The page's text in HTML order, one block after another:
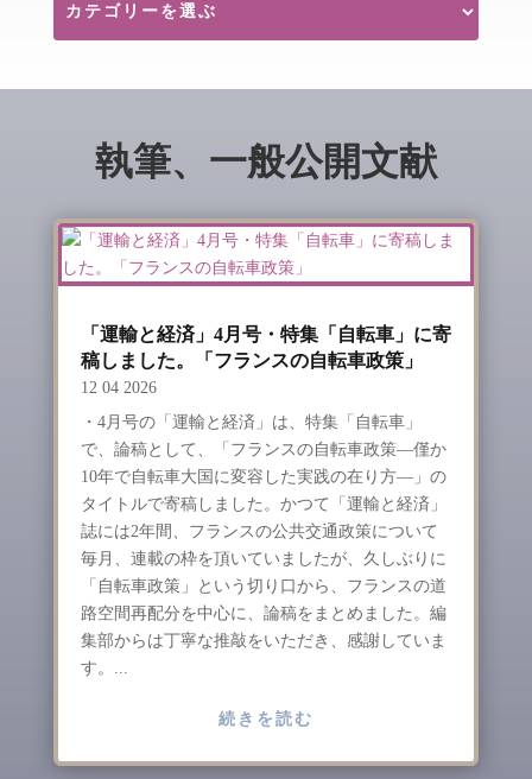
執筆、一般公開文献
「運輸と経済」4月号・特集「自転車」に寄
稿しました。「フランスの自転車政策」
12 04 2026
・4月号の「運輸と経済」は、特集「自転車」
で、論稿として、「フランスの自転車政策―僅か
10年で自転車大国に変容した実践の在り方―」の
タイトルで寄稿しました。かつて「運輸と経済」
誌には2年間、フランスの公共交通政策について
毎月、連載の枠を頂いていましたが、久しぶりに
「自転車政策」という切り口から、フランスの道
路空間再配分を中心に、論稿をまとめました。編
集部からは丁寧な推敲をいただき、感謝していま
す。...
続きを読む